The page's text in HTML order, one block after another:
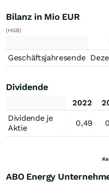
Bilanz in Mio EUR
(HGB)
Geschäftsjahresende
Dividende
2022
Dividende je
Aktie
0,49
ABO Energy